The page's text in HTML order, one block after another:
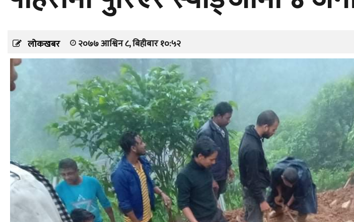
लोकखबर २०७७ आश्विन ८, बिहीबार १०:५२